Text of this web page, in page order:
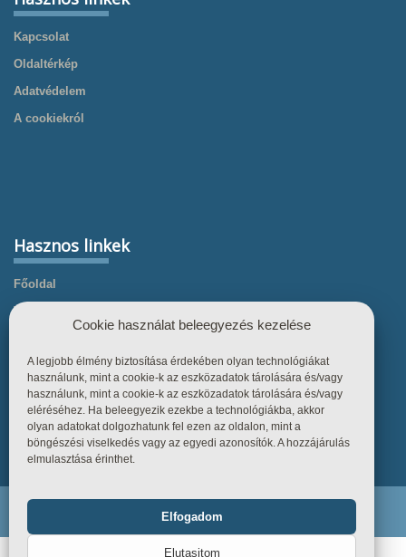
Kapcsolat
Oldaltérkép
Adatvédelem
A cookiekról
Hasznos linkek
Főoldal
Termékek
Tudástár
Üzletszabályzat
Kapcsolat
Endiline - Minden jog fenntartva. © 2026
Cookie használat beleegyezés kezelése
A legjobb élmény biztosítása érdekében olyan technológiákat
használunk, mint a cookie-k az eszközadatok tárolására és/vagy
használunk, mint a cookie-k az eszközadatok tárolására és/vagy
eléréséhez. Ha beleegyezik ezekbe a technológiákba, akkor
olyan adatokat dolgozhatunk fel ezen az oldalon, mint a
böngészési viselkedés vagy az egyedi azonosítók. A hozzájárulás
elmulasztása érinthet.
Elfogadom
Elutasitom